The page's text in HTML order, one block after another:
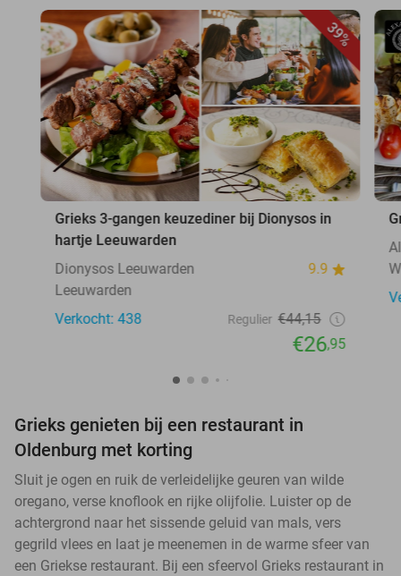
39%
Grieks 3-gangen keuzediner bij Dionysos in
hartje Leeuwarden
Dionysos Leeuwarden
9.9
Leeuwarden
Verkocht: 438
Regulier €44,15
€26,95
Grieks genieten bij een restaurant in
Oldenburg met korting
Sluit je ogen en ruik de verleidelijke geuren van wilde
oregano, verse knoflook en rijke olijfolie. Luister op de
achtergrond naar het sissende geluid van mals, vers
gegrild vlees en laat je meenemen in de warme sfeer van
een Griekse restaurant. Bij een sfeervol Grieks restaurant in